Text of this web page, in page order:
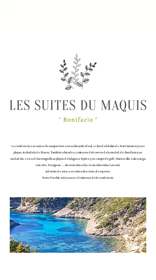
La residencia Les suites du maquis tiene una ubicación ideal, a 1 km de la bahía de Sant'Amanza y sus
playas, incluida la de Maora. También ubicado a 5 minutos del centro de la ciudad de Bonifacio y su
ciudadela, cerca de las magníficas playas de la laguna Spône y su campo de golf, Piantarella, Cala Longa,
Canetto, Paraguan ... sin mencionar las esenciales islas Lavezzi.
Además de esto, necesita saber más al respecto.
Porto Vecchio está a unos 20 minutos de la residencia.